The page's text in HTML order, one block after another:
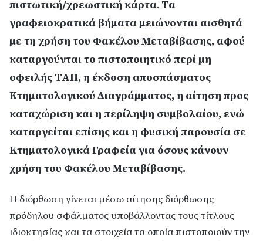
πιστωτική/χρεωστική κάρτα. Τα
γραφειοκρατικά βήματα μειώνονται αισθητά
με τη χρήση του Φακέλου Μεταβίβασης, αφού
καταργούνται το πιστοποιητικό περί μη
οφειλής ΤΑΠ, η έκδοση αποσπάσματος
Κτηματολογικού Διαγράμματος, η αίτηση προς
καταχώριση και η περίληψη συμβολαίου, ενώ
καταργείται επίσης και η φυσική παρουσία σε
Κτηματολογικά Γραφεία για όσους κάνουν
χρήση του Φακέλου Μεταβίβασης.
Η διόρθωση γίνεται μέσω αίτησης διόρθωσης
πρόδηλου σφάλματος υποβάλλοντας τους τίτλους
ιδιοκτησίας και τα στοιχεία τα οποία πιστοποιούν την